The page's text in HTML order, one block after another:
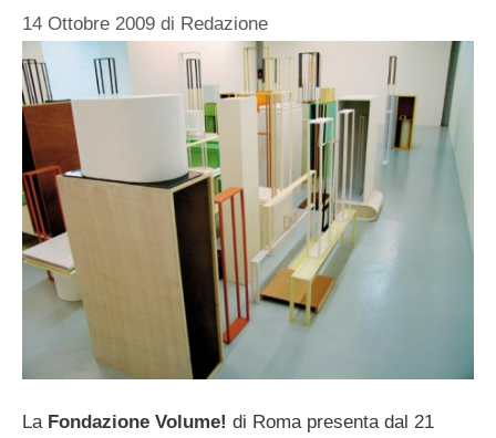
14 Ottobre 2009 di Redazione
La Fondazione Volume! di Roma presenta dal 21